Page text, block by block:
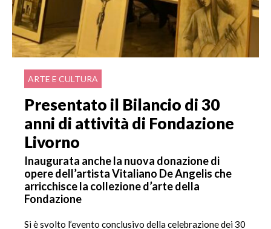
ARTE E CULTURA
Presentato il Bilancio di 30
anni di attività di Fondazione
Livorno
Inaugurata anche la nuova donazione di
opere dell’artista Vitaliano De Angelis che
arricchisce la collezione d’arte della
Fondazione
Si è svolto l’evento conclusivo della celebrazione dei 30